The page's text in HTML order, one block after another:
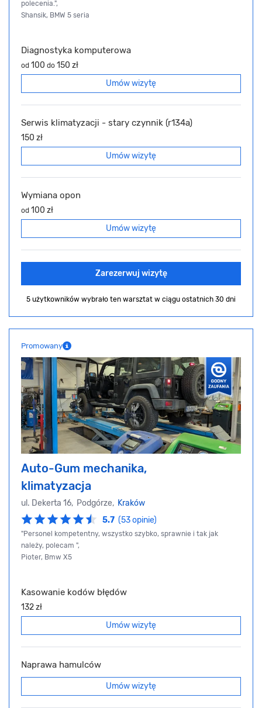
polecenia.",
Shansik, BMW 5 seria
Diagnostyka komputerowa
od 100 do 150 zł
Umów wizytę
Serwis klimatyzacji - stary czynnik (r134a)
150 zł
Umów wizytę
Wymiana opon
od 100 zł
Umów wizytę
Zarezerwuj wizytę
5 użytkowników wybrało ten warsztat w ciągu ostatnich 30 dni
Promowany
Auto-Gum mechanika,
klimatyzacja
ul. Dekerta 16, Podgórze, Kraków
5.7 (53 opinie)
"Personel kompetentny, wszystko szybko, sprawnie i tak jak
należy, polecam ",
Pioter, Bmw X5
Kasowanie kodów błędów
132 zł
Umów wizytę
Naprawa hamulców
Umów wizytę